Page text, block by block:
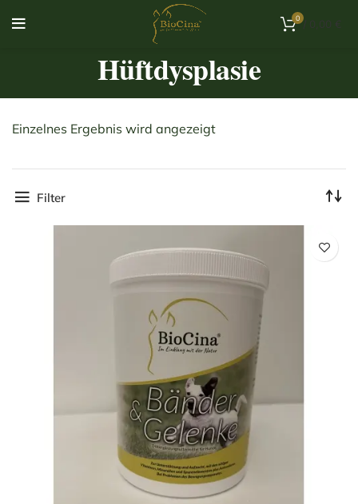
0 /
Hüftdysplasie
Einzelnes Ergebnis wird angezeigt
Filter